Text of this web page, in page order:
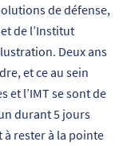
de défense,
de l’Institut
Deux ans
et ce au sein
et l’IMT se sont de
durant 5 jours
rester à la pointe